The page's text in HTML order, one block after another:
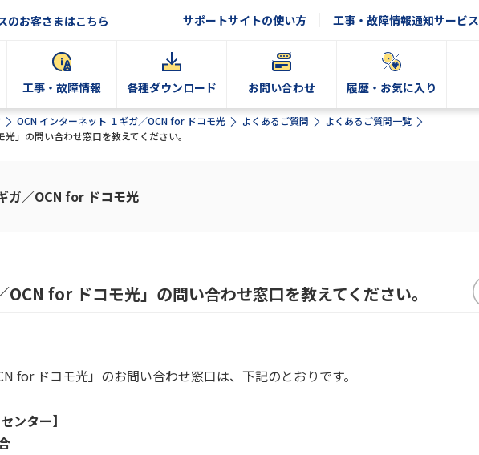
のお客さまはこちら サポートサイトの使い方 工事・故障情報通知サービス
工事・故障情報 各種ダウンロード お問い合わせ 履歴・お気に入り
OCN インターネット １ギガ／OCN for ドコモ光 よくあるご質問
よくあるご質問一覧
」の問い合わせ窓口を教えてください。
ガ／OCN for ドコモ光
OCN for ドコモ光」の問い合わせ窓口を教えてください。
for ドコモ光」のお問い合わせ窓口は、下記のとおりです。
ンター】